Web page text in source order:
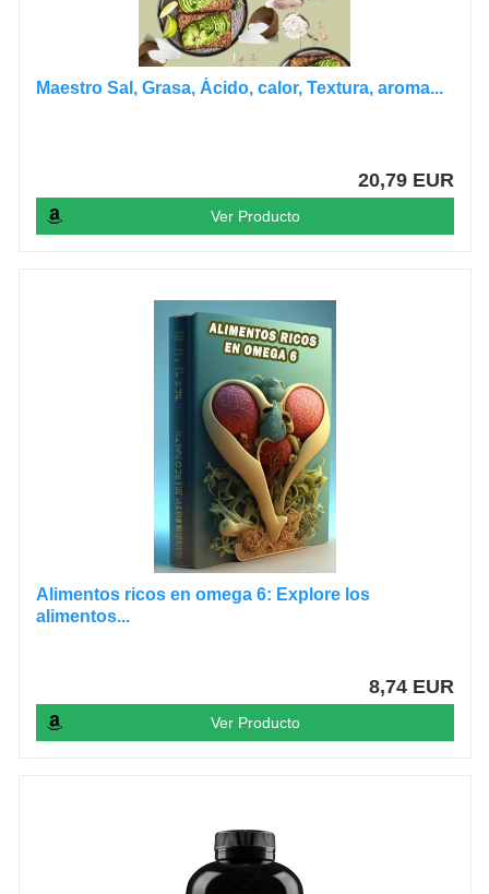
Maestro Sal, Grasa, Ácido, calor, Textura, aroma...
20,79 EUR
Ver Producto
Alimentos ricos en omega 6: Explore los
alimentos...
8,74 EUR
Ver Producto